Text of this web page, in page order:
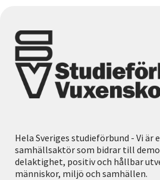
Hela Sveriges studieförbund - Vi är
samhällsaktör som bidrar till
delaktighet, positiv och hållbar
människor, miljö och samhällen.